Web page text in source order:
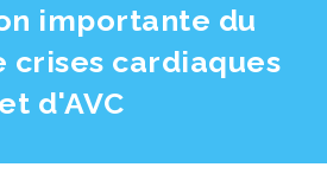
importante du
crises cardiaques
et d'AVC